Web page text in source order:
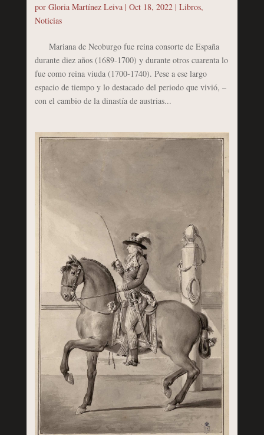
por Gloria Martínez Leiva| Oct 18, 2022| Libros,
Noticias
Mariana de Neoburgo fue reina consorte de España
durante diez años (1689-1700) y durante otros cuarenta lo
fue como reina viuda (1700-1740). Pese a ese largo
espacio de tiempo y lo destacado del periodo que vivió, –
con el cambio de la dinastía de austrias...